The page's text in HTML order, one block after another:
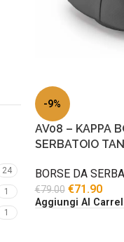
24
1
1
-9%
AV08 – KAPPA
SERBATOIO
BORSE DA
€79.00 €71.90
Aggiungi Al